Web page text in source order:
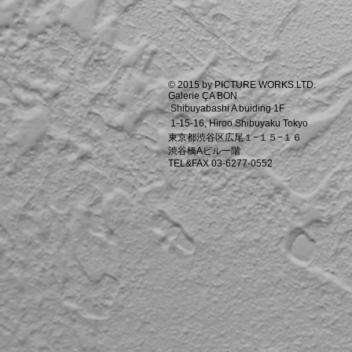
© 2015 by PICTURE WORKS.LTD.
Galerie ÇA BON
Shibuyabashi A buiding 1F
1-15-16, Hiroo Shibuyaku Tokyo
東京都渋谷区広尾１−１５−１６
渋谷橋Aビル一階
TEL&FAX 03-6277-0552